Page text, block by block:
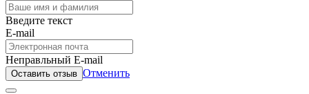
Введите текст
E-mail
Неправльный E-mail
Оставить отзыв Отменить